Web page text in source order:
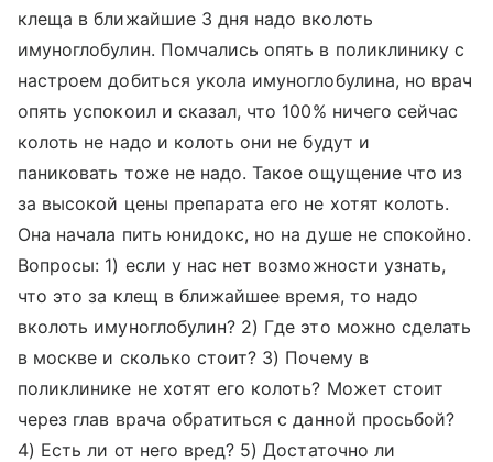
клеща в ближайшие 3 дня надо вколоть
имуноглобулин. Помчались опять в поликлинику с
настроем добиться укола имуноглобулина, но врач
опять успокоил и сказал, что 100% ничего сейчас
колоть не надо и колоть они не будут и
паниковать тоже не надо. Такое ощущение что из
за высокой цены препарата его не хотят колоть.
Она начала пить юнидокс, но на душе не спокойно.
Вопросы: 1) если у нас нет возможности узнать,
что это за клещ в ближайшее время, то надо
вколоть имуноглобулин? 2) Где это можно сделать
в москве и сколько стоит? 3) Почему в
поликлинике не хотят его колоть? Может стоит
через глав врача обратиться с данной просьбой?
4) Есть ли от него вред? 5) Достаточно ли